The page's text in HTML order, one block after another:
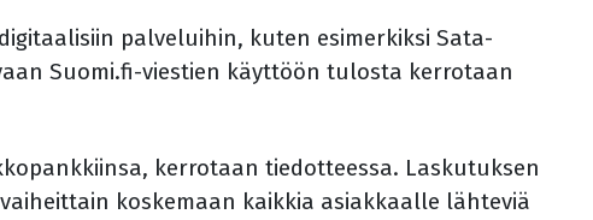
palveluihin, kuten esimerkiksi Sata-
Suomi.fi-viestien käyttöön tulosta kerrotaan
kerrotaan tiedotteessa. Laskutuksen
koskemaan kaikkia asiakkaalle lähteviä